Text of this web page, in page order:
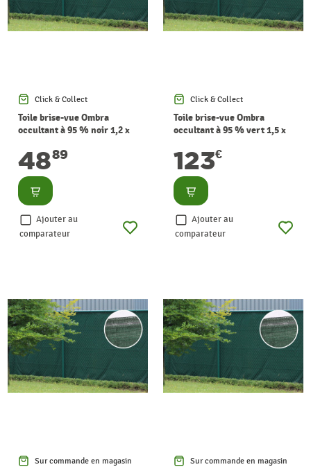
Click & Collect
Toile brise-vue Ombra
occultant à 95 % noir 1,2 x
4889
Consulter
Ajouter au
comparateur
Click & Collect
Toile brise-vue Ombra
occultant à 95 % vert 1,5 x
123€
Consulter
Ajouter au
comparateur
Sur commande en magasin Sur commande en magasin